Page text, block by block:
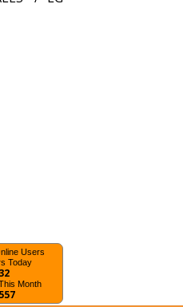
Users
Today
32
Month